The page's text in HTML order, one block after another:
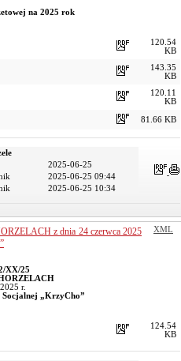
na 2025 rok
120.54
KB
143.35
KB
120.11
KB
81.66 KB
2025-06-25
2025-06-25 09:44
2025-06-25 10:34
XML
z dnia 24 czerwca 2025
XX/25
r.
Socjalnej „KrzyCho”
124.54
KB